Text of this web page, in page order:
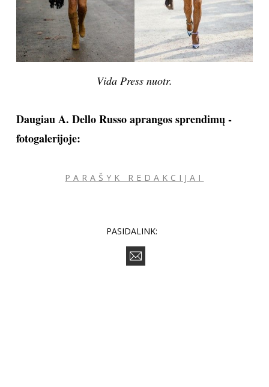
Vida Press nuotr.
Mados fanatikė neretai lyginama su daugiau nei per
pavydėti ne viena. Tiesa, metai daro savo, nors A.
įmanydama išsaugoti jaunystę, o vienas būdų -
jaunatviškas ir šiuolaikiškas stilius.